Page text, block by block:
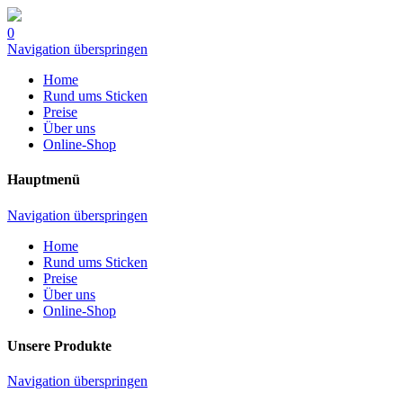
0
Navigation überspringen
Home
Rund ums Sticken
Preise
Über uns
Online-Shop
Hauptmenü
Navigation überspringen
Home
Rund ums Sticken
Preise
Über uns
Online-Shop
Unsere Produkte
Navigation überspringen